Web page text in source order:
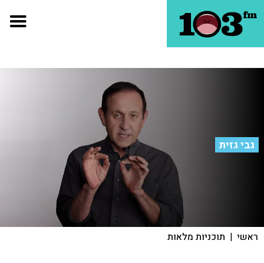
גבי גזית
ראשי | תוכניות מלאות